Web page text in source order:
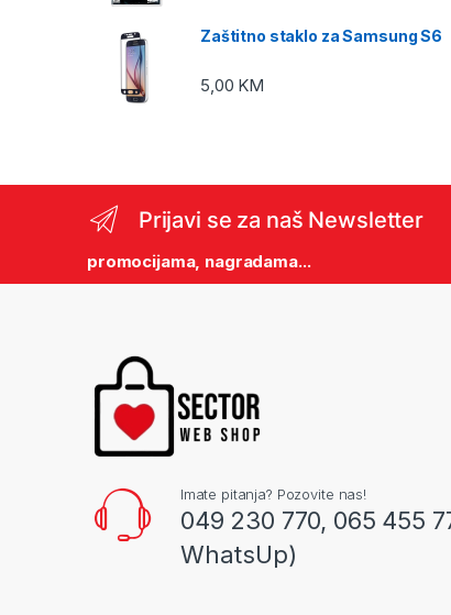
Zaštitno staklo za Samsung S6
5,00 KM
Prijavi se za naš Newsletter
promocijama, nagradama...
Imate pitanja? Pozovite nas!
049 230 770, 065 455
WhatsUp)